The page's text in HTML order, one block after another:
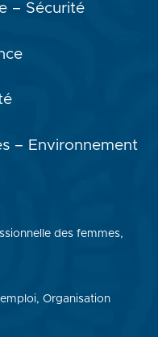
– Sécurité
– Environnement
des femmes,
Organisation